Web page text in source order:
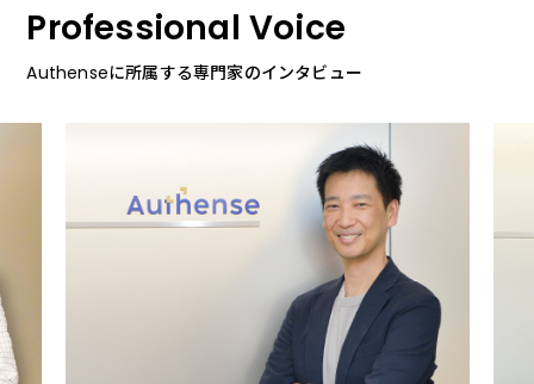
Professional Voice
Authenseに所属する専門家のインタビュー